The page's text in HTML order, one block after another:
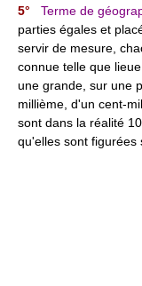
5°
Terme de
parties égales et
servir de mesure,
connue telle que
une grande, sur une
millième, d'un cent-
sont dans la réalité
qu'elles sont figurées